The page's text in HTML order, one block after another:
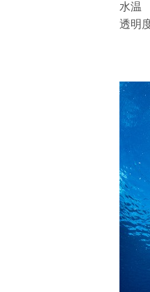
水
透明
2.人数制限とエントリー
クジラへのストレス
クジラの観察は水面
示がある場合を除き
できなくなる場合が
4.スイム遂行の可否と
ツアー当日は、ゲス
金はいたしませんの
沖縄の1月～3月は、
船酔いしやすい方は
ツアー中に、スノー
験が浅い方について
きますので、ご不安